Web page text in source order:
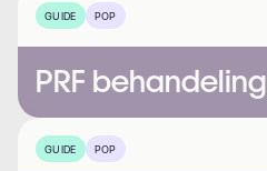
GUIDE POP
PRF behandeling
GUIDE POP